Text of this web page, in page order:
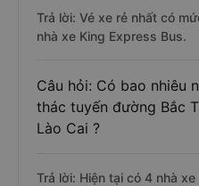
Trả lời: Vé xe rẻ nhất có
nhà xe King Express Bus.
Câu hỏi: Có bao nhiêu
thác tuyến đường Bắc
Lào Cai ?
Trả lời: Hiện tại có 4 nhà